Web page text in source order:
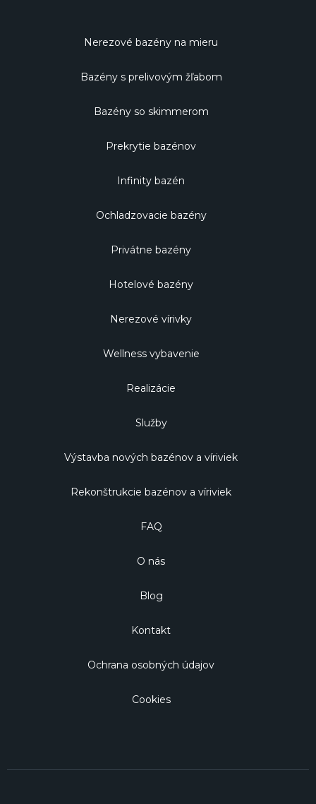
Nerezové bazény na mieru
Bazény s prelivovým žľabom
Bazény so skimmerom
Prekrytie bazénov
Infinity bazén
Ochladzovacie bazény
Privátne bazény
Hotelové bazény
Nerezové vírivky
Wellness vybavenie
Realizácie
Služby
Výstavba nových bazénov a víriviek
Rekonštrukcie bazénov a víriviek
FAQ
O nás
Blog
Kontakt
Ochrana osobných údajov
Cookies